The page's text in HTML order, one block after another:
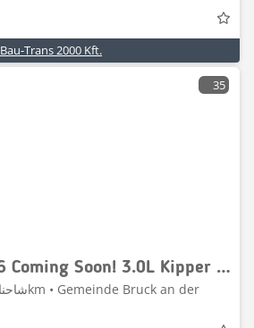
Bau-Trans 2000 Kft.
35
Iveco Daily 35C16 Coming Soon! 3.0L Kipper 3,5t AHK 160P